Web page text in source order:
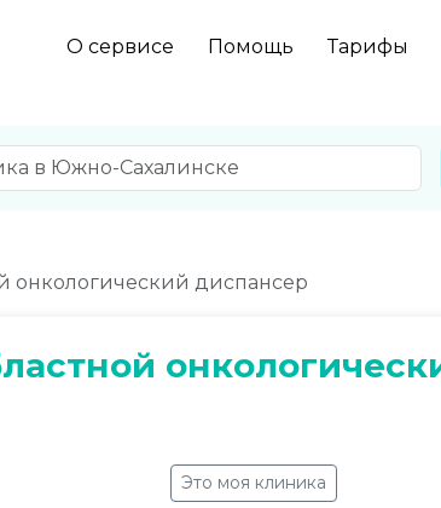
О сервисе Помощь Тарифы
онкологический диспансер
Это моя клиника